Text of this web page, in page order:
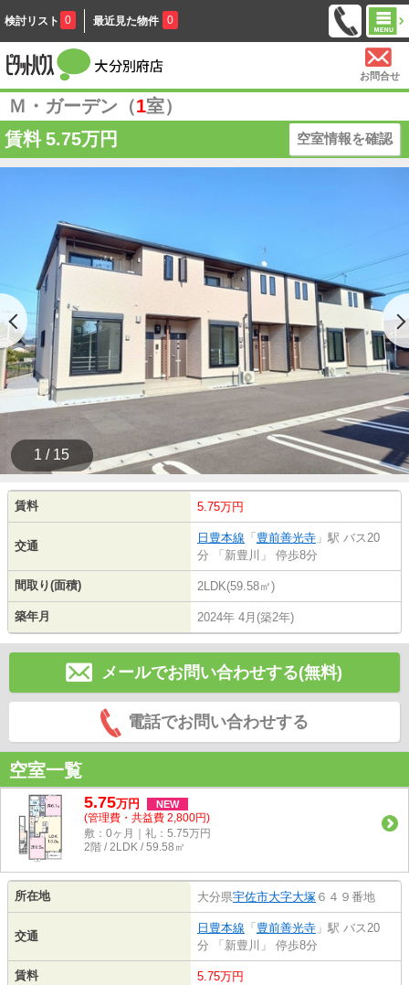
検討リスト 0 最近見た物件 0
お問合せ
Ｍ・ガーデン（1室）
賃料 5.75万円 空室情報を確認
1 / 15
賃料 5.75万円
交通
日豊本線 「 豊前善光寺 」駅 バス20
分 「新豊川」 停歩8分
間取り(面積) 2LDK(59.58㎡)
築年月 2024年 4月(築2年)
メールでお問い合わせする(無料)
電話でお問い合わせする
空室一覧
5.75万円 NEW
(管理費・共益費 2,800円)
敷：0ヶ月｜礼：5.75万円
2階 / 2LDK / 59.58㎡
所在地 大分県宇佐市大字大塚 ６４９番地
交通
日豊本線 「 豊前善光寺 」駅 バス20
分 「新豊川」 停歩8分
賃料 5.75万円